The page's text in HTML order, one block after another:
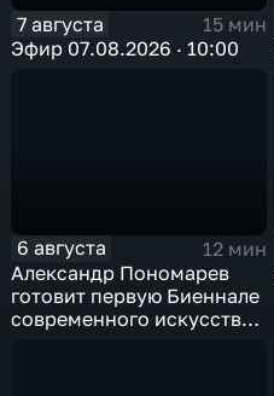
7 августа
15 мин
Эфир 07.08.2026 · 10:00
6 августа
12 мин
Александр Пономарев
готовит первую Биеннале
современного искусства